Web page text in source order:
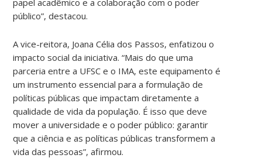
público”, destacou.
A vice-reitora, Joana Célia dos Passos, enfatizou o
impacto social da iniciativa. “Mais do que uma
parceria entre a UFSC e o IMA, este equipamento é
um instrumento essencial para a formulação de
políticas públicas que impactam diretamente a
qualidade de vida da população. É isso que deve
mover a universidade e o poder público: garantir
que a ciência e as políticas públicas transformem a
vida das pessoas”, afirmou.